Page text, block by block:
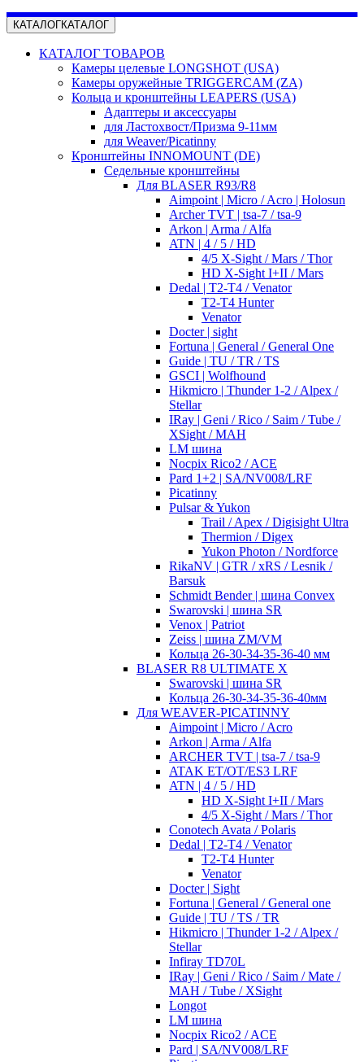
КАТАЛОГКАТАЛОГ
КАТАЛОГ ТОВАРОВ
Камеры целевые LONGSHOT (USA)
Камеры оружейные TRIGGERCAM (ZA)
Кольца и кронштейны LEAPERS (USA)
Адаптеры и аксессуары
для Ластохвост/Призма 9-11мм
для Weaver/Picatinny
Кронштейны INNOMOUNT (DE)
Седельные кронштейны
Для BLASER R93/R8
Aimpoint | Micro / Acro | Holosun
Archer TVT | tsa-7 / tsa-9
Arkon | Arma / Alfa
ATN | 4 / 5 / HD
4/5 X-Sight / Mars / Thor
HD X-Sight I+II / Mars
Dedal | T2-T4 / Venator
T2-T4 Hunter
Venator
Docter | sight
Fortuna | General / General One
Guide | TU / TR / TS
GSCI | Wolfhound
Hikmicro | Thunder 1-2 / Alpex /
Stellar
IRay | Geni / Rico / Saim / Tube /
XSight / MAH
LM шина
Nocpix Rico2 / ACE
Pard 1+2 | SA/NV008/LRF
Picatinny
Pulsar & Yukon
Trail / Apex / Digisight Ultra
Thermion / Digex
Yukon Photon / Nordforce
RikaNV | GTR / xRS / Lesnik /
Barsuk
Schmidt Bender | шина Convex
Swarovski | шина SR
Venox | Patriot
Zeiss | шина ZM/VM
Кольца 26-30-34-35-36-40 мм
BLASER R8 ULTIMATE X
Swarovski | шина SR
Кольца 26-30-34-35-36-40мм
Для WEAVER-PICATINNY
Aimpoint | Micro / Acro
Arkon | Arma / Alfa
ARCHER TVT | tsa-7 / tsa-9
ATAK ET/OT/ES3 LRF
ATN | 4 / 5 / HD
HD X-Sight I+II / Mars
4/5 X-Sight / Mars / Thor
Conotech Avata / Polaris
Dedal | T2-T4 / Venator
T2-T4 Hunter
Venator
Docter | Sight
Fortuna | General / General one
Guide | TU / TS / TR
Hikmicro | Thunder 1-2 / Alpex /
Stellar
Infiray TD70L
IRay | Geni / Rico / Saim / Mate /
MAH / Tube / XSight
Longot
LM шина
Nocpix Rico2 / ACE
Pard | SA/NV008/LRF